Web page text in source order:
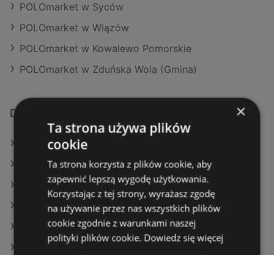
POLOmarket w Syców
POLOmarket w Wiązów
POLOmarket w Kowalewo Pomorskie
POLOmarket w Zduńska Wola (Gmina)
Dodatkowe łącza
Oferty POLOmarket
Oferty Selgros
Oferty Żabka
Aktualne gazetki Biedronka
Aktualne gazetki SPAR
Aktualne gazetki Kaufland
×
Ta strona używa plików
cookie
Ta strona korzysta z plików cookie, aby
zapewnić lepszą wygodę użytkowania.
Korzystając z tej strony, wyrażasz zgodę
na używanie przez nas wszystkich plików
cookie zgodnie z warunkami naszej
polityki plików cookie. Dowiedz się więcej